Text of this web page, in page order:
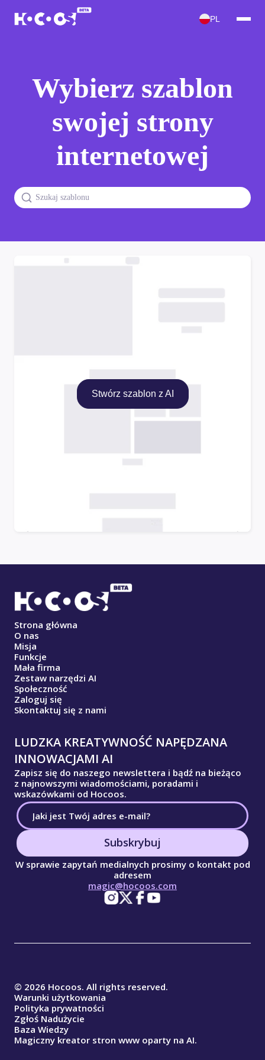
PL
Wybierz szablon
swojej strony
internetowej
Stwórz szablon z AI
Strona główna
O nas
Misja
Funkcje
Mała firma
Zestaw narzędzi AI
Społeczność
Zaloguj się
Skontaktuj się z nami
LUDZKA KREATYWNOŚĆ NAPĘDZANA
INNOWACJAMI AI
Zapisz się do naszego newslettera i bądź na bieżąco
z najnowszymi wiadomościami, poradami i
wskazówkami od Hocoos.
Subskrybuj
W sprawie zapytań medialnych prosimy o kontakt pod
adresem
magic@hocoos.com
© 2026 Hocoos. All rights reserved.
Warunki użytkowania
Polityka prywatności
Zgłoś Nadużycie
Baza Wiedzy
Magiczny kreator stron www oparty na AI.